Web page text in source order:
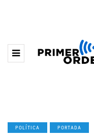
POLÍTICA PORTADA